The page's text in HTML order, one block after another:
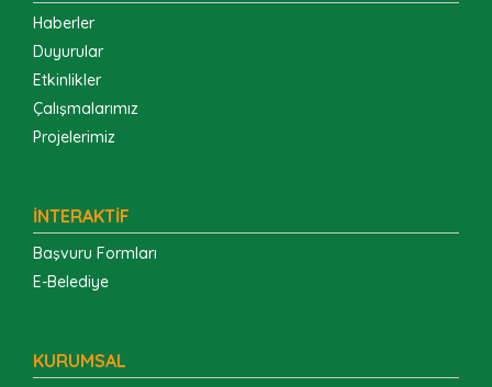
Haberler
Duyurular
Etkinlikler
Çalışmalarımız
Projelerimiz
İNTERAKTİF
Başvuru Formları
E-Belediye
KURUMSAL